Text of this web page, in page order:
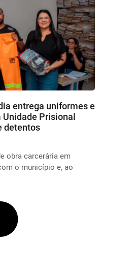
entrega uniformes e
Prisional
detentos
obra carcerária em
o município e, ao